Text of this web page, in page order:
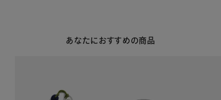
あなたにおすすめの商品